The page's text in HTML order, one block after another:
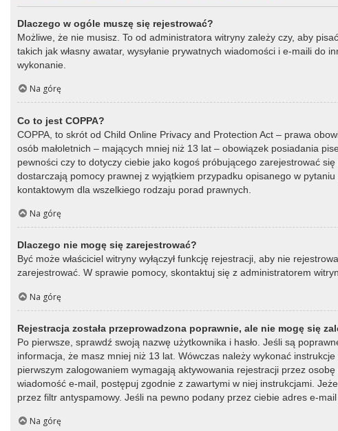
Dlaczego w ogóle muszę się rejestrować?
Możliwe, że nie musisz. To od administratora witryny zależy czy, aby
takich jak własny awatar, wysyłanie prywatnych wiadomości i e-maili
wykonanie.
Na górę
Co to jest COPPA?
COPPA, to skrót od Child Online Privacy and Protection Act – prawa
osób małoletnich – mających mniej niż 13 lat – obowiązek posiadania
pewności czy to dotyczy ciebie jako kogoś próbującego zarejestrować
dostarczają pomocy prawnej z wyjątkiem przypadku opisanego w
kontaktowym dla wszelkiego rodzaju porad prawnych.
Na górę
Dlaczego nie mogę się zarejestrować?
Być może właściciel witryny wyłączył funkcję rejestracji, aby nie
zarejestrować. W sprawie pomocy, skontaktuj się z administratorem
Na górę
Rejestracja została przeprowadzona poprawnie, ale nie mogę się
Po pierwsze, sprawdź swoją nazwę użytkownika i hasło. Jeśli są
informacja, że masz mniej niż 13 lat. Wówczas należy wykonać
pierwszym zalogowaniem wymagają aktywowania rejestracji przez
wiadomość e-mail, postępuj zgodnie z zawartymi w niej instrukcjami.
przez filtr antyspamowy. Jeśli na pewno podany przez ciebie adres e-
Na górę